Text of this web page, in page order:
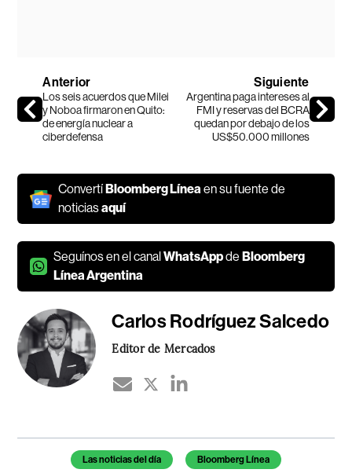
Anterior
Los seis acuerdos que Milei
y Noboa firmaron en Quito:
de energía nuclear a
ciberdefensa
Siguiente
Argentina paga intereses al
FMI y reservas del BCRA
quedan por debajo de los
US$50.000 millones
ConvertíBloomberg Líneaen su fuente de
noticiasaquí
Seguínos en el canalWhatsAppdeBloomberg
Línea Argentina
Carlos Rodríguez Salcedo
Editor de Mercados
Temas de este artículo
Las noticias del día Bloomberg Línea